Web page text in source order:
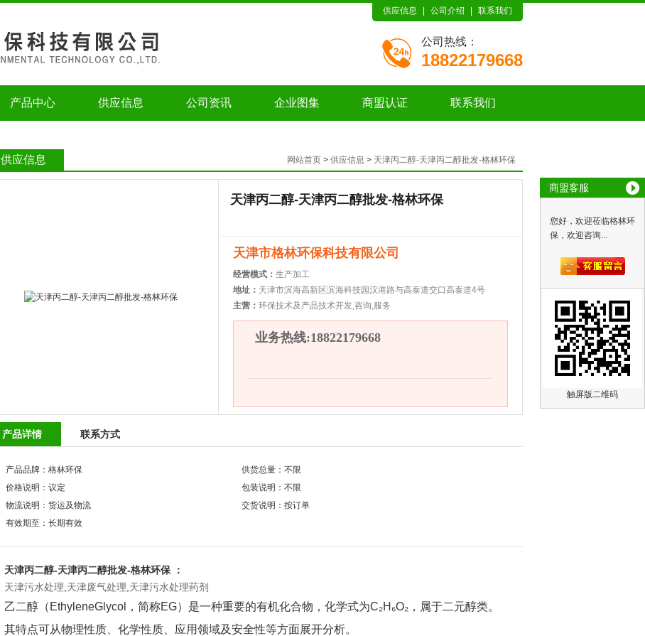
商盟客服
您好，欢迎莅临格林环
保，欢迎咨询...
触屏版二维码
供应信息 公司介绍 联系我们
公司热线：
18822179668
产品中心 供应信息 公司资讯 企业图集 商盟认证 联系我们
网站首页 > 供应信息 > 天津丙二醇-天津丙二醇批发-格林环保
供应信息
天津丙二醇-天津丙二醇批发-格林环保
天津市格林环保科技有限公司
经营模式： 生产加工
地址： 天津市滨海高新区滨海科技园汉港路与高泰道交口高泰道4号
主营： 环保技术及产品技术开发,咨询,服务
业务热线:18822179668
产品详情 联系方式
产品品牌：格林环保
供货总量：不限
价格说明：议定
包装说明：不限
物流说明：货运及物流
交货说明：按订单
有效期至：长期有效
天津丙二醇-天津丙二醇批发-格林环保 ：
天津污水处理 天津废气处理 天津污水处理药剂
乙二醇（EthyleneGlycol，简称EG）是一种重要的有机化合物，化学式为C₂H₆O₂，属于二元醇类。
其特点可从物理性质、化学性质、应用领域及安全性等方面展开分析。